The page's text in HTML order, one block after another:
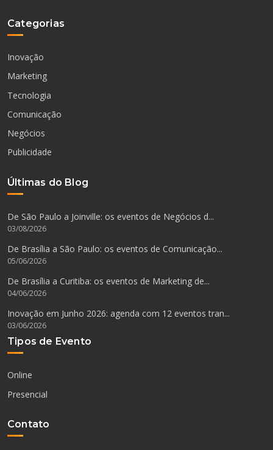
Categorias
Inovação
Marketing
Tecnologia
Comunicação
Negócios
Publicidade
Últimas do Blog
De São Paulo a Joinville: os eventos de Negócios d...
03/08/2026
De Brasília a São Paulo: os eventos de Comunicação...
05/06/2026
De Brasília a Curitiba: os eventos de Marketing de...
04/06/2026
Inovação em Junho 2026: agenda com 12 eventos tran...
03/06/2026
Tipos de Evento
Online
Presencial
Contato